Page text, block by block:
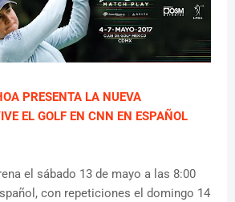
PRESENTA LA NUEVA
EL GOLF EN CNN EN ESPAÑOL
el sábado 13 de mayo a las 8:00
con repeticiones el domingo 14